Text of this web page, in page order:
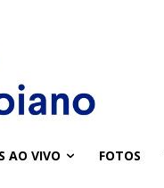
AO VIVO FOTOS